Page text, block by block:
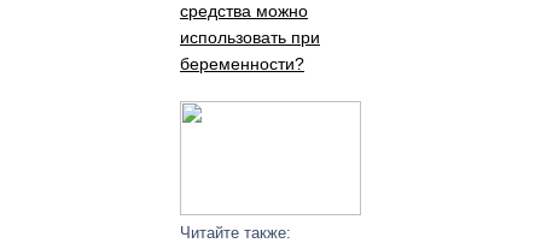
средства можно
использовать при
беременности?
Читайте также: